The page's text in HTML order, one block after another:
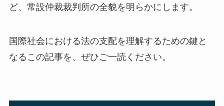
ど、常設仲裁裁判所の全貌を明らかにします。
国際社会における法の支配を理解するための鍵と
なるこの記事を、ぜひご一読ください。